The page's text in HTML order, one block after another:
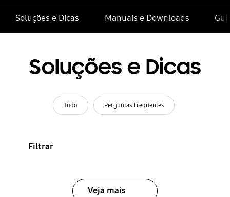
Soluções e Dicas Manuais e Downloads
Soluções e Dicas
Tudo Perguntas Frequentes
Filtrar
Veja mais